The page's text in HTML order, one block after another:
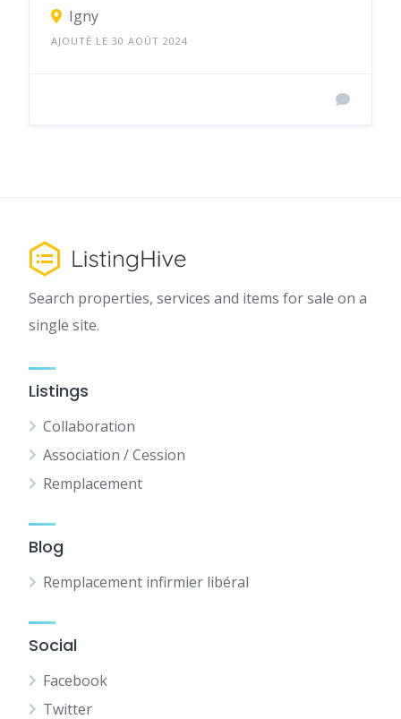
Igny
AJOUTÉ LE 30 AOÛT 2024
Search properties, services and items for sale on a
single site.
Listings
Collaboration
Association / Cession
Remplacement
Blog
Remplacement infirmier libéral
Social
Facebook
Twitter